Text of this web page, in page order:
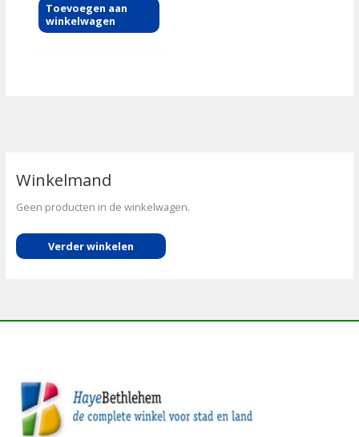
Toevoegen aan
winkelwagen
Winkelmand
Geen producten in de winkelwagen.
Verder winkelen